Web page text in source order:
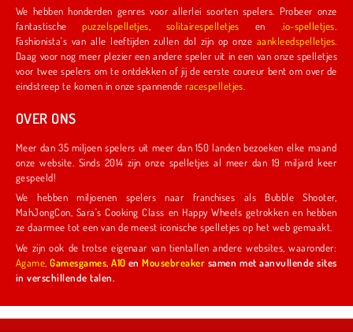
We hebben honderden genres voor allerlei soorten spelers. Probeer onze
fantastischepuzzelspelletjes solitairespelletjes en .io-spelletjes
Fashionista's van alle leeftijden zullen dol zijn op onze aankleedspelletjes
Daag voor nog meer plezier een andere speler uit in een van onze spelletjes
voor twee spelers om te ontdekken of jij de eerste coureur bent om over de
eindstreep te komen in onze spannenderacespelletjes
OVER ONS
Meer dan 35 miljoen spelers uit meer dan 150 landen bezoeken elke maand
onze website. Sinds 2014 zijn onze spelletjes al meer dan 19 miljard keer
gespeeld!
We hebben miljoenen spelers naar franchises als Bubble Shooter,
MahJongCon, Sara's Cooking Class en Happy Wheels getrokken en hebben
ze daarmee tot een van de meest iconische spelletjes op het web gemaakt.
We zijn ook de trotse eigenaar van tientallen andere websites, waaronder:
Agame ,Gamesgames,A10 enMousebreaker samen met aanvullende sites
in verschillende talen.